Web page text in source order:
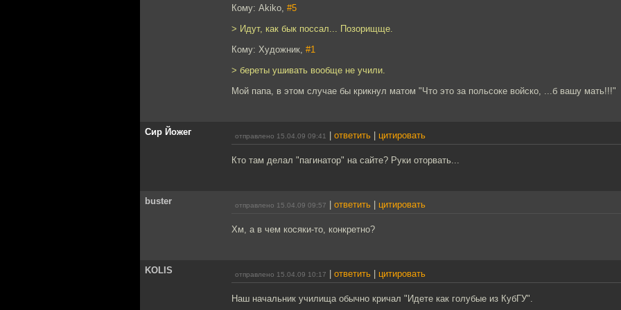
Кому: Akiko, #5
> Идут, как бык поссал... Позорищще.
Кому: Художник, #1
> береты ушивать вообще не учили.
Мой папа, в этом случае бы крикнул матом "Что это за польсоке войско, ...б вашу мать!!!"
Сир Йожег отправлено 15.04.09 09:41 ответить цитировать
Кто там делал "пагинатор" на сайте? Руки оторвать...
buster отправлено 15.04.09 09:57 ответить цитировать
Хм, а в чем косяки-то, конкретно?
KOLIS отправлено 15.04.09 10:17 ответить цитировать
Наш начальник училища обычно кричал "Идете как голубые из КубГУ".